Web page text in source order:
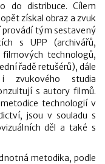
do distribuce. Cílem
získal obraz a zvuk
provádí tým sestavený
s UPP (archivářů,
technologů,
řadě retušérů), dále
i zvukového studia
s autory filmů.
technologií v
jsou v souladu s
děl a také s
metodika, podle